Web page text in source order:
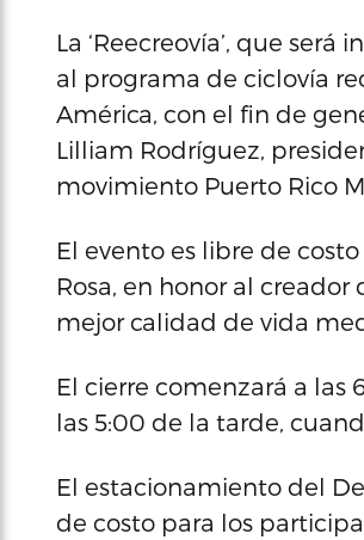
La ‘Reecreovía’, que
al programa de ciclovía
América, con el fin de
Lilliam Rodríguez,
movimiento Puerto Rico
El evento es libre de
Rosa, en honor al
mejor calidad de vida
El cierre comenzará a
las 5:00 de la tarde,
El estacionamiento del
de costo para los